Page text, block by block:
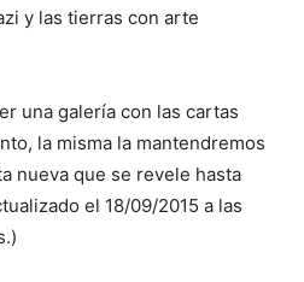
y las tierras con arte
una galería con las cartas
la misma la mantendremos
nueva que se revele hasta
el 18/09/2015 a las